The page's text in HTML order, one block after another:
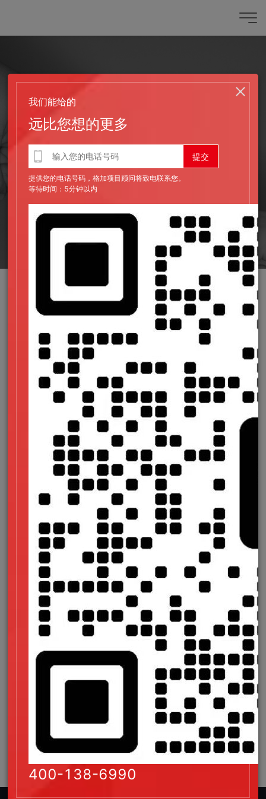
发布时间：2022-08-24
网站建设很多工作不能心急的原因有哪些
我们接触过很多客户，客户通常会问“我们的网站什么时间可以
做好”。每当遇到这样的情况，我们总是会很负责的帮助客户进
行以下工作的推演，比如帮助客户分析网站开发的整体流程，以
及最耗时的时间节点等。这总比看似斩钉截铁的告诉客户多少天
要好。那么
杭州网站建设公司
来告诉您为什么网站建设时这些阶
设计阶段需要设计师对于项目的理解及创意想法碰撞设计的规划
等工作。也是最后网站的页面展示成果中必不可少的阶段，这个
阶段是真的是急不得的，特别耗时，但是这个阶段的工作也是值
策划阶段之所以耗时且不能心急的原因是因为网站建设公司要通
过一系列问题和调查来进行客户需求的深度挖掘。同时还需要深
入了解客户行业及公司，将客户在行业的能力及实力，服务的特
点及产品的特点，品牌特色表现的淋漓尽致，所以说这样的阶段
急不得，否则最终的效果不尽人意可就是得不偿失。
验收阶段
当网站开发完毕进入到验收阶段的时候，客户往往更加着急，都
盼着网站可以早点上线。可是一个网站要经过数百个标准的环节
测试才能提交给客户，这个阶段的工作如果出现了偏差或者急躁
开发中的很多环节都急不得。作为客户，配合
网站开发公司，并且付出一定的耐心就显得尤为重要了。
我们能给的
远比您想的更多
提供您的电话号码，格加项目顾问将致电联系您。
等待时间：5分钟以内
400-138-6990